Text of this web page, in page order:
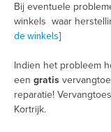
Bij eventuele
winkels waar
de winkels]
Indien het probleem
een gratis
reparatie!
Kortrijk.